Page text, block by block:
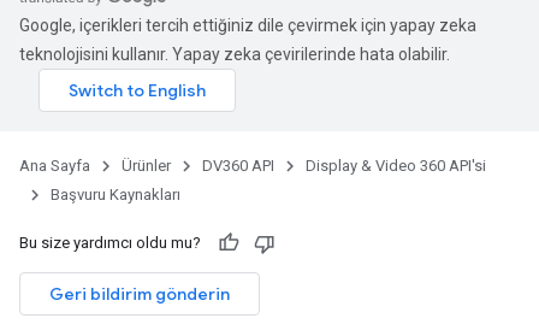
Google, içerikleri tercih ettiğiniz dile çevirmek için yapay zeka
teknolojisini kullanır. Yapay zeka çevirilerinde hata olabilir.
Ana Sayfa Ürünler DV360 API
Display & Video 360 API'si
Başvuru Kaynakları
Bu size yardımcı oldu mu?
Geri bildirim gönderin